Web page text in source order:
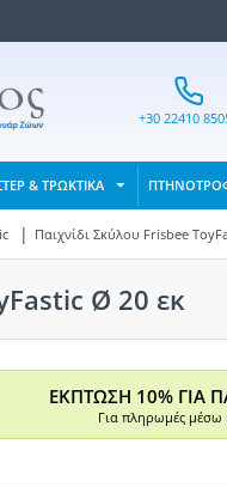
+30 22410
& ΤΡΩΚΤΙΚΑ
Παιχνίδι Σκύλου Frisbee
Ø 20 εκ
ΕΚΠΤΩΣΗ 10% ΓΙΑ
Για πληρωμές μέσω